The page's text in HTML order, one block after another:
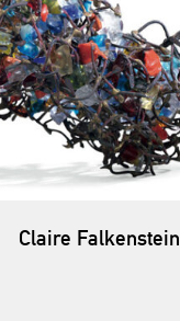
Claire Falkenstein